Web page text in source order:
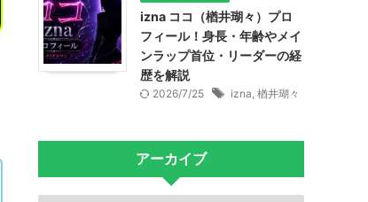
izna ココ（楢井瑚々）プロ
フィール！身長・年齢やメイ
ンラップ首位・リーダーの経
歴を解説
2026/7/25 izna, 楢井瑚々
アーカイブ